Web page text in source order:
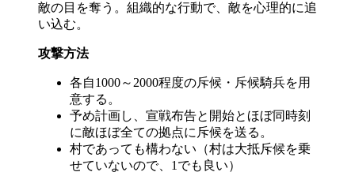
敵の目を奪う。組織的な行動で、敵を心理的に追
い込む。
攻撃方法
各自1000～2000程度の斥候・斥候騎兵を用
意する。
予め計画し、宣戦布告と開始とほぼ同時刻
に敵ほぼ全ての拠点に斥候を送る。
村であっても構わない（村は大抵斥候を乗
せていないので、1でも良い）